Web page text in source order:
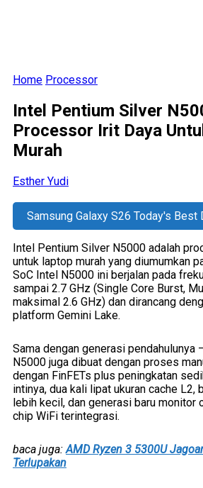
Home Processor
Intel Pentium Silver
Processor Irit Daya
Murah
Esther Yudi
Samsung Galaxy S26 Today's Best
Intel Pentium Silver N5000 adalah
untuk laptop murah yang diumumkan
SoC Intel N5000 ini berjalan pada
sampai 2.7 GHz (Single Core Burst,
maksimal 2.6 GHz) dan dirancang
platform Gemini Lake.
Sama dengan generasi
N5000 juga dibuat dengan proses
dengan FinFETs plus peningkatan
intinya, dua kali lipat ukuran cache L2,
lebih kecil, dan generasi baru monitor
chip WiFi terintegrasi.
baca juga:AMD Ryzen 3 5300U
Terlupakan